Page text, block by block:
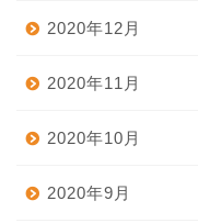
2020年12月
2020年11月
2020年10月
2020年9月